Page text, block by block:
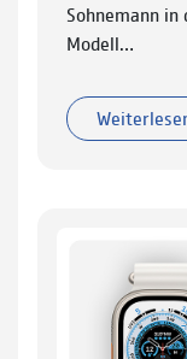
Sohnemann
Modell…